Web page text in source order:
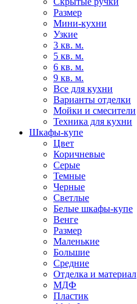
Размер
Мини-кухни
Узкие
3 кв. м.
5 кв. м.
6 кв. м.
9 кв. м.
Все для кухни
Варианты отделки
Мойки и смесители
Техника для кухни
Шкафы-купе
Цвет
Коричневые
Серые
Темные
Черные
Светлые
Белые шкафы-купе
Венге
Размер
Маленькие
Большие
Средние
Отделка и материал
МДФ
Пластик